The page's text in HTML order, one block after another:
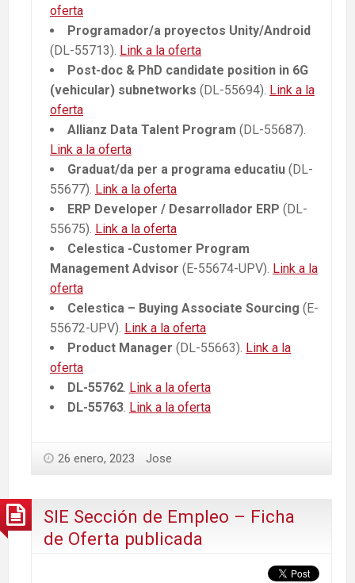
oferta
Programador/a proyectos Unity/Android
(DL-55713). Link a la oferta
Post-doc & PhD candidate position in 6G
(vehicular) subnetworks (DL-55694). Link a la
oferta
Allianz Data Talent Program (DL-55687).
Link a la oferta
Graduat/da per a programa educatiu (DL-
55677). Link a la oferta
ERP Developer / Desarrollador ERP (DL-
55675). Link a la oferta
Celestica -Customer Program
Management Advisor (E-55674-UPV). Link a la
oferta
Celestica – Buying Associate Sourcing (E-
55672-UPV). Link a la oferta
Product Manager (DL-55663). Link a la
oferta
DL-55762. Link a la oferta
DL-55763. Link a la oferta
26 enero, 2023 Jose
SIE Sección de Empleo – Ficha
de Oferta publicada